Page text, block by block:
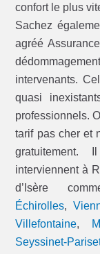
confort le plus
Sachez
agréé
intervenants.
quasi
professionnels.
tarif pas cher et
interviennent à
d’Isère
Échirolles,
Villefontaine,
Seyssinet-